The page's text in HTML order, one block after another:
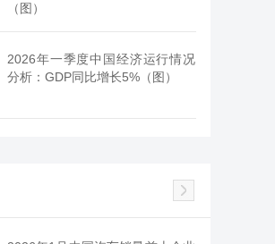
（图）
2026年一季度中国经济运行情况
分析：GDP同比增长5%（图）